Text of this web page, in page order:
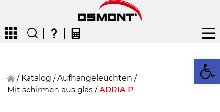
CZENDEFRFIN
/ Katalog / Aufhängeleuchten /
Mit schirmen aus glas / ADRIA P